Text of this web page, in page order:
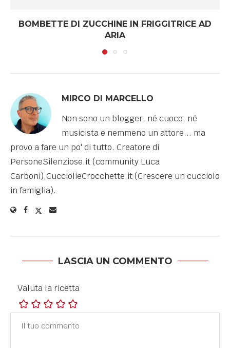
BOMBETTE DI ZUCCHINE IN FRIGGITRICE AD
ARIA
MIRCO DI MARCELLO
Non sono un blogger, né cuoco, né
musicista e nemmeno un attore... ma
provo a fare un po' di tutto. Creatore di
PersoneSilenziose.it (community Luca
Carboni),CucciolieCrocchette.it (Crescere un cucciolo
in famiglia).
LASCIA UN COMMENTO
Valuta la ricetta